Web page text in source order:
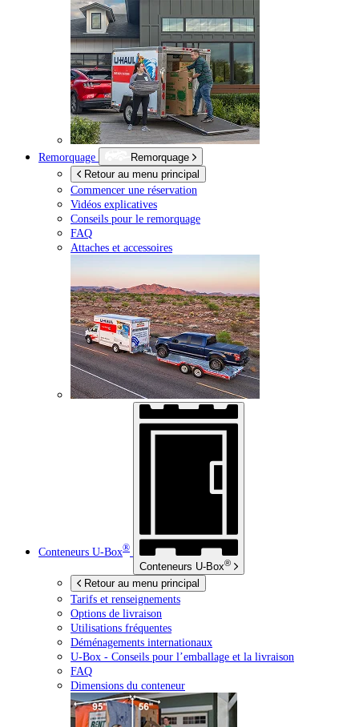
Remorquage
Remorquage
Retour au menu principal
Commencer une réservation
Vidéos explicatives
Conseils pour le remorquage
FAQ
Attaches et accessoires
Conteneurs U-Box®
Conteneurs U-Box®
Retour au menu principal
Tarifs et renseignements
Options de livraison
Utilisations fréquentes
Déménagements internationaux
U-Box - Conseils pour l’emballage et la livraison
FAQ
Dimensions du conteneur